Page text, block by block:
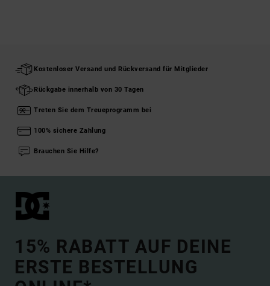
Kostenloser Versand und Rückversand für Mitglieder
Rückgabe innerhalb von 30 Tagen
Treten Sie dem Treueprogramm bei
100% sichere Zahlung
Brauchen Sie Hilfe?
15% RABATT AUF DEINE
ERSTE BESTELLUNG